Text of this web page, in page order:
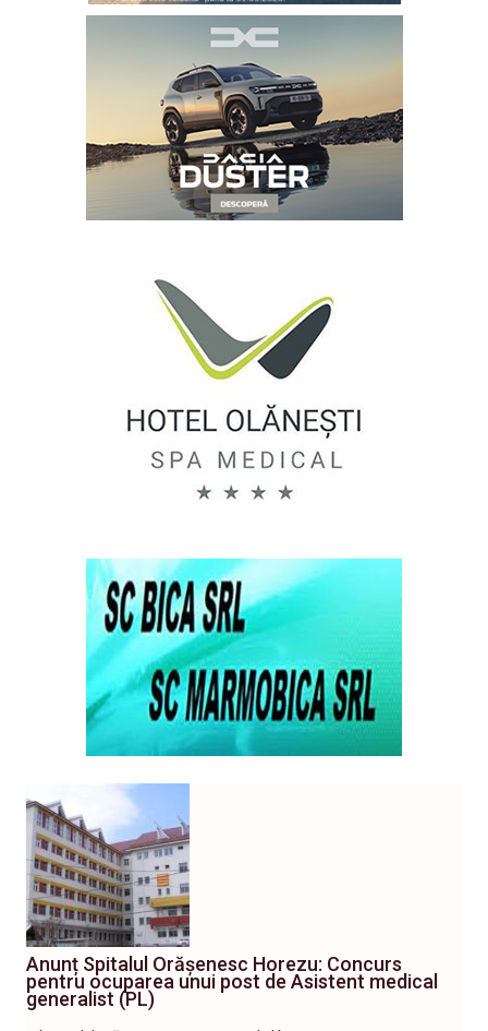
Anunț Spitalul Orășenesc Horezu: Concurs
pentru ocuparea unui post de Asistent medical
generalist (PL)